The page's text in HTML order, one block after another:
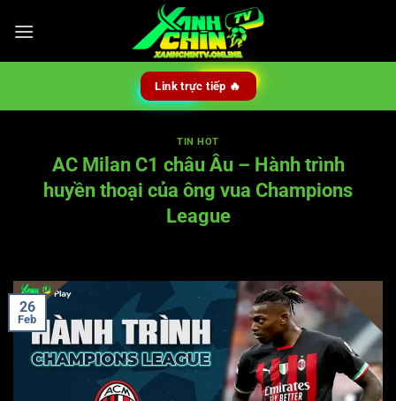
Link trực tiếp 🔥
TIN HOT
AC Milan C1 châu Âu – Hành trình
huyền thoại của ông vua Champions
League
26
Feb